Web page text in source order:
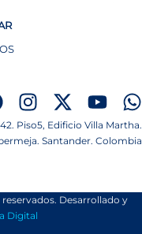
Piso5, Edificio Villa Martha.
Santander. Colombia
Desarrollado y
Digital